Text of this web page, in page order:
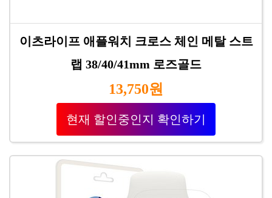
이츠라이프 애플워치 크로스 체인 메탈 스트
랩 38/40/41mm 로즈골드
13,750원
현재 할인중인지 확인하기